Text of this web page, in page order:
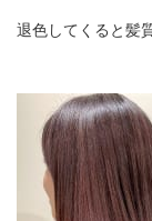
退色してくると髪